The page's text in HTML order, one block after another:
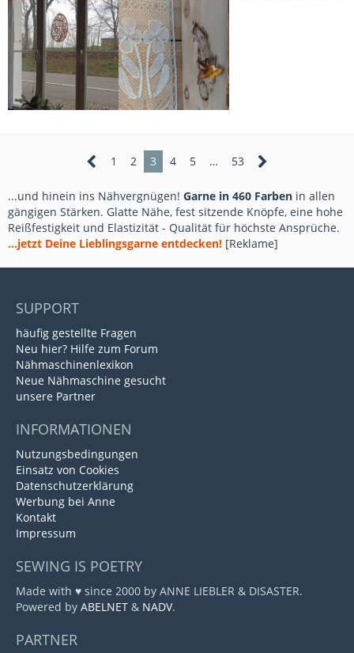
1 2 3 4 5 … 53
...und hinein ins Nähvergnügen! Garne in 460 Farben in allen
gängigen Stärken. Glatte Nähe, fest sitzende Knöpfe, eine hohe
Reißfestigkeit und Elastizität - Qualität für höchste Ansprüche.
...jetzt Deine Lieblingsgarne entdecken! [Reklame]
SUPPORT
häufig gestellte Fragen
Neu hier? Hilfe zum Forum
Nähmaschinenlexikon
Neue Nähmaschine gesucht
unsere Partner
INFORMATIONEN
Nutzungsbedingungen
Einsatz von Cookies
Datenschutzerklärung
Werbung bei Anne
Kontakt
Impressum
SEWING IS POETRY
Made with ♥ since 2000 by ANNE LIEBLER & DISASTER.
Powered by ABELNET & NADV.
PARTNER